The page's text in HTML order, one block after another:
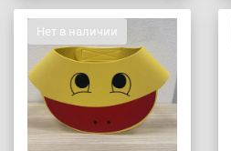
Нет в наличии